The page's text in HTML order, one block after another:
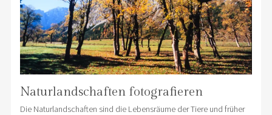
Naturlandschaften fotografieren
Die Naturlandschaften sind die Lebensräume der Tiere und früher